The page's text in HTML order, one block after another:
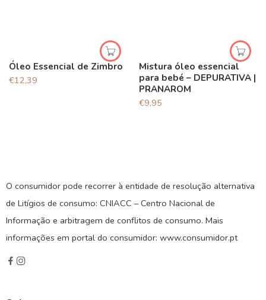
Óleo Essencial de Zimbro
€12,39
Mistura óleo essencial
para bebé – DEPURATIVA |
PRANAROM
€9,95
O consumidor pode recorrer à entidade de resolução alternativa
de Litígios de consumo: CNIACC – Centro Nacional de
Informação e arbitragem de conflitos de consumo. Mais
informações em portal do consumidor: www.consumidor.pt